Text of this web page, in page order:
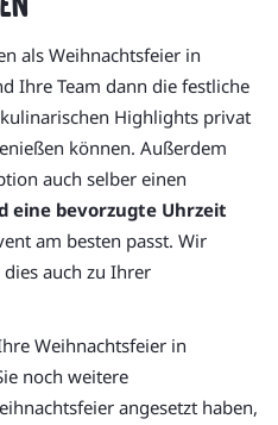
als Weihnachtsfeier in
Ihre Team dann die festliche
Highlights privat
können. Außerdem
auch selber einen
eine bevorzugte Uhrzeit
am besten passt. Wir
auch zu Ihrer
Weihnachtsfeier in
noch weitere
angesetzt haben,